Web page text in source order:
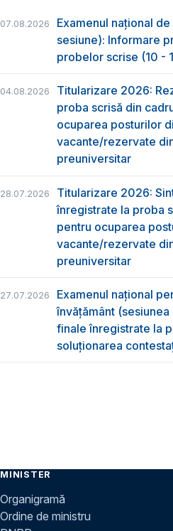
07.08.2026
Examenul național
sesiune): Informare
probelor scrise (10 -
04.08.2026
Titularizare 2026:
proba scrisă din
ocuparea posturilor
vacante/rezervate
preuniversitar
28.07.2026
Titularizare 2026:
înregistrate la proba
pentru ocuparea
vacante/rezervate
preuniversitar
27.07.2026
Examenul național
învățământ
finale înregistrate la
soluționarea
MINISTER
Organigramă
Ordine de ministru